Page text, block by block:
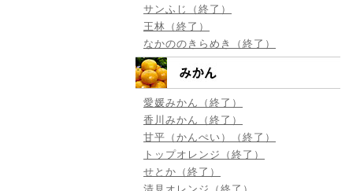
サンふじ（終了）
王林（終了）
なかののきらめき（終了）
愛媛みかん（終了）
香川みかん（終了）
甘平（かんぺい）（終了）
トップオレンジ（終了）
せとか（終了）